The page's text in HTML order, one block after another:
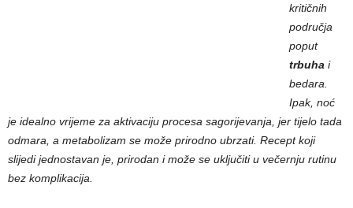
kritičnih
područja
poput
trbuha i
bedara.
Ipak, noć
je idealno vrijeme za aktivaciju procesa sagorijevanja, jer tijelo tada
odmara, a metabolizam se može prirodno ubrzati. Recept koji
slijedi jednostavan je, prirodan i može se uključiti u večernju rutinu
bez komplikacija.